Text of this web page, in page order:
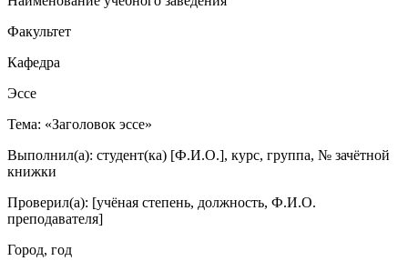
Факультет
Кафедра
Эссе
Тема: «Заголовок эссе»
Выполнил(а): студент(ка) [Ф.И.О.], курс, группа, № зачётной
книжки
Проверил(а): [учёная степень, должность, Ф.И.О.
преподавателя]
Город, год